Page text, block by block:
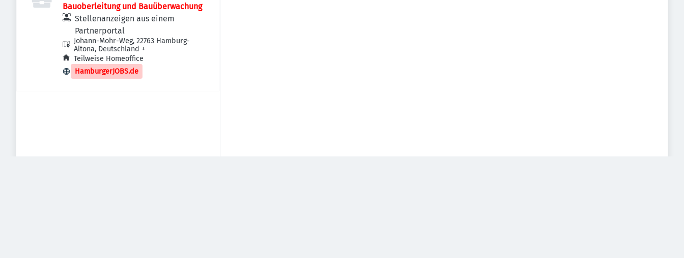
Bauoberleitung und Bauüberwachung
Stellenanzeigen aus einem
Partnerportal
Johann-Mohr-Weg, 22763 Hamburg-
Altona, Deutschland +
Teilweise Homeoffice
HamburgerJOBS.de